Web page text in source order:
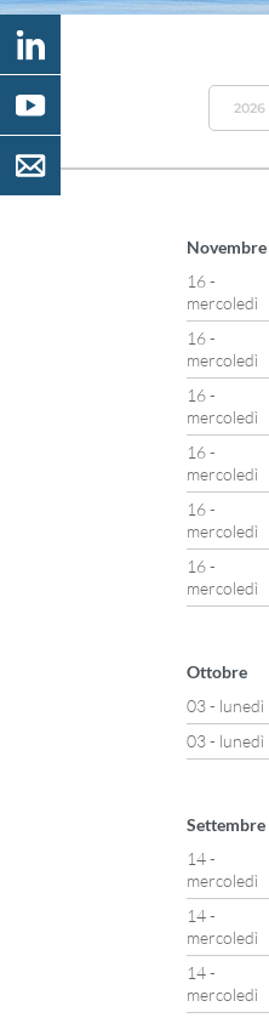
2026
Novembre
16 -
mercoledì
16 -
mercoledì
16 -
mercoledì
16 -
mercoledì
16 -
mercoledì
16 -
mercoledì
Ottobre
03 - lunedì
03 - lunedì
Settembre
14 -
mercoledì
14 -
mercoledì
14 -
mercoledì